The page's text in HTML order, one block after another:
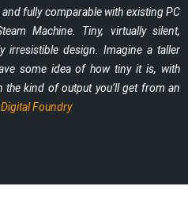
fully comparable with existing PC
Machine. Tiny, virtually silent,
irresistible design. Imagine a taller
some idea of how tiny it is, with
kind of output you’ll get from an
Digital Foundry